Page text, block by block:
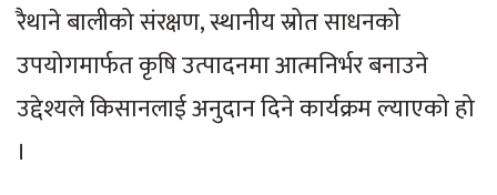
रैथाने बालीको संरक्षण, स्थानीय स्रोत साधनको
उपयोगमार्फत कृषि उत्पादनमा आत्मनिर्भर बनाउने
उद्देश्यले किसानलाई अनुदान दिने कार्यक्रम ल्याएको हो
।